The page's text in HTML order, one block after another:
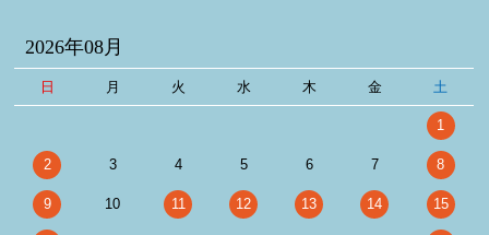
2026年08月
日 月 火 水 木 金 土
1
2 3 4 5 6 7 8
9 10 11 12 13 14 15